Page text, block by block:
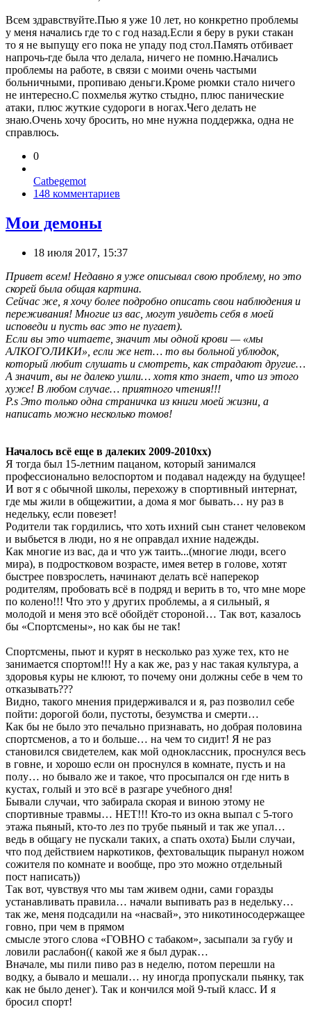
Всем здравствуйте.Пью я уже 10 лет, но конкретно проблемы
у меня начались где то с год назад.Если я беру в руки стакан
то я не выпущу его пока не упаду под стол.Память отбивает
напрочь-где была что делала, ничего не помню.Начались
проблемы на работе, в связи с моими очень частыми
больничными, пропиваю деньги.Кроме рюмки стало ничего
не интересно.С похмелья жутко стыдно, плюс панические
атаки, плюс жуткие судороги в ногах.Чего делать не
знаю.Очень хочу бросить, но мне нужна поддержка, одна не
справлюсь.
0
Catbegemot
148 комментариев
Мои демоны
18 июля 2017, 15:37
Привет всем! Недавно я уже описывал свою проблему, но это
скорей была общая картина.
Сейчас же, я хочу более подробно описать свои наблюдения и
переживания! Многие из вас, могут увидеть себя в моей
исповеди и пусть вас это не пугает).
Если вы это читаете, значит мы одной крови — «мы
АЛКОГОЛИКИ», если же нет… то вы больной ублюдок,
который любит слушать и смотреть, как страдают другие…
А значит, вы не далеко ушли… хотя кто знает, что из этого
хуже! В любом случае… приятного чтения!!!
P.s Это только одна страничка из книги моей жизни, а
написать можно несколько томов!
Началось всё еще в далеких 2009-2010хх)
Я тогда был 15-летним пацаном, который занимался
профессионально велоспортом и подавал надежду на будущее!
И вот я с обычной школы, перехожу в спортивный интернат,
где мы жили в общежитии, а дома я мог бывать… ну раз в
недельку, если повезет!
Родители так гордились, что хоть ихний сын станет человеком
и выбьется в люди, но я не оправдал ихние надежды.
Как многие из вас, да и что уж таить...(многие люди, всего
мира), в подростковом возрасте, имея ветер в голове, хотят
быстрее повзрослеть, начинают делать всё наперекор
родителям, пробовать всё в подряд и верить в то, что мне море
по колено!!! Что это у других проблемы, а я сильный, я
молодой и меня это всё обойдёт стороной… Так вот, казалось
бы «Спортсмены», но как бы не так!
Спортсмены, пьют и курят в несколько раз хуже тех, кто не
занимается спортом!!! Ну а как же, раз у нас такая культура, а
здоровья куры не клюют, то почему они должны себе в чем то
отказывать???
Видно, такого мнения придерживался и я, раз позволил себе
пойти: дорогой боли, пустоты, безумства и смерти…
Как бы не было это печально признавать, но добрая половина
спортсменов, а то и больше… на чем то сидит! Я не раз
становился свидетелем, как мой одноклассник, проснулся весь
в говне, и хорошо если он проснулся в комнате, пусть и на
полу… но бывало же и такое, что просыпался он где нить в
кустах, голый и это всё в разгаре учебного дня!
Бывали случаи, что забирала скорая и виною этому не
спортивные травмы… НЕТ!!! Кто-то из окна выпал с 5-того
этажа пьяный, кто-то лез по трубе пьяный и так же упал…
ведь в общагу не пускали таких, а спать охота) Были случаи,
что под действием наркотиков, фехтовальщик пыранул ножом
сожителя по комнате и вообще, про это можно отдельный
пост написать))
Так вот, чувствуя что мы там живем одни, сами горазды
устанавливать правила… начали выпивать раз в недельку…
так же, меня подсадили на «насвай», это никотиносодержащее
говно, при чем в прямом
смысле этого слова «ГОВНО с табаком», засыпали за губу и
ловили раслабон(( какой же я был дурак…
Вначале, мы пили пиво раз в неделю, потом перешли на
водку, а бывало и мешали… ну иногда пропускали пьянку, так
как не было денег). Так и кончился мой 9-тый класс. И я
бросил спорт!